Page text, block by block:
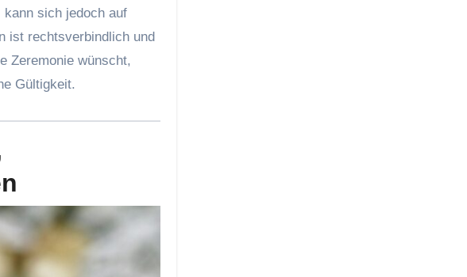
sich jedoch auf
ist rechtsverbindlich und
Zeremonie wünscht,
Gültigkeit.